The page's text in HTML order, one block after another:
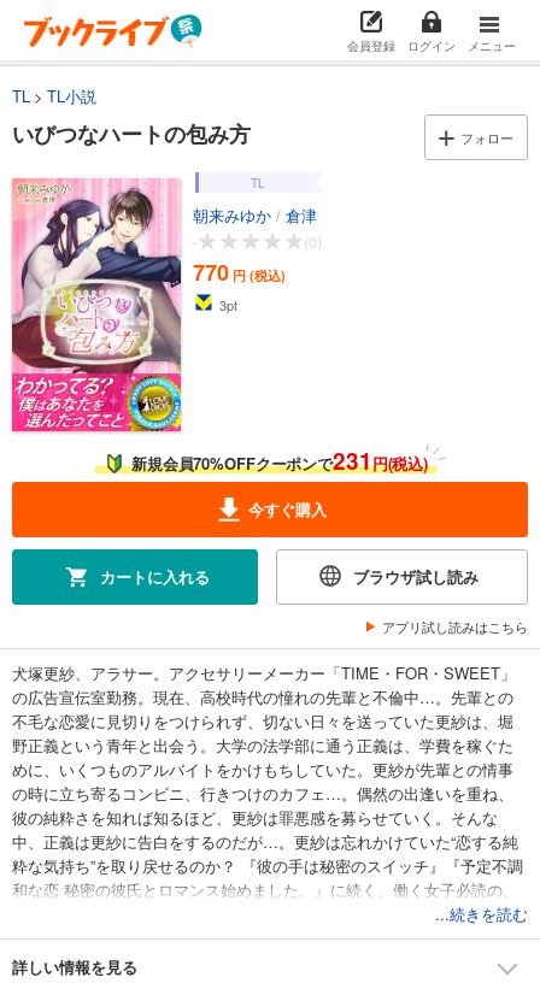
会員登録 ログイン メニュー
TL TL小説
いびつなハートの包み方 フォロー
TL
朝来みゆか / 倉津
-
(0)
770 円 (税込)
3pt
新規会員70%OFFクーポンで231円(税込)
今すぐ購入
カートに入れる ブラウザ試し読み
アプリ試し読みはこちら
犬塚更紗、アラサー。アクセサリーメーカー「TIME・FOR・SWEET」
の広告宣伝室勤務。現在、高校時代の憧れの先輩と不倫中…。先輩との
不毛な恋愛に見切りをつけられず、切ない日々を送っていた更紗は、堀
野正義という青年と出会う。大学の法学部に通う正義は、学費を稼ぐた
めに、いくつものアルバイトをかけもちしていた。更紗が先輩との情事
の時に立ち寄るコンビニ、行きつけのカフェ…。偶然の出逢いを重ね、
彼の純粋さを知れば知るほど、更紗は罪悪感を募らせていく。そんな
中、正義は更紗に告白をするのだが…。更紗は忘れかけていた“恋する純
粋な気持ち”を取り戻せるのか？ 『彼の手は秘密のスイッチ』『予定不調
和な恋 秘密の彼氏とロマンス始めました。』に続く、働く女子必読の、
...続きを読む
詳しい情報を見る